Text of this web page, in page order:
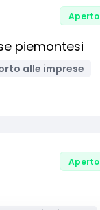
Aperto
piemontesi
alle imprese
Aperto